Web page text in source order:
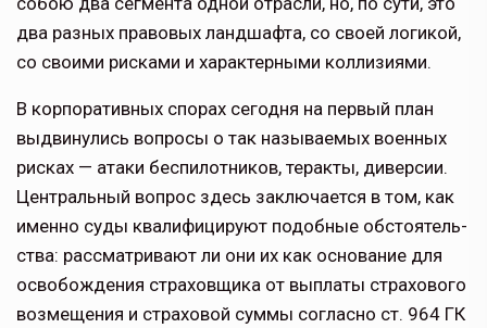
два разных правовых ландшафта, со своей логикой,
со своими рисками и характерными коллизиями.
В корпоративных спорах сегодня на первый план
выдвинулись вопро­сы о так называемых военных
ри­сках — атаки беспилотников, теракты, диверсии.
Центральный вопрос здесь заключается в том, как
именно суды квалифицируют подобные обстоятель­
ства: рассматривают ли они их как ос­нование для
освобождения страховщи­ка от выплаты страхового
возмещения и страховой суммы согласно ст. 964 ГК